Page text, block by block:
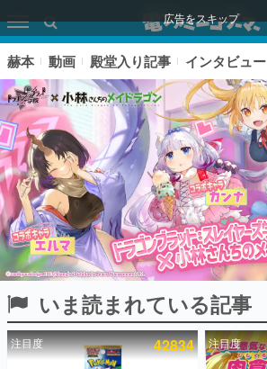
広告をスキップ
ピックアップ
電ファミのいま読まれている記事ランキング
赫本 動画 殿堂入り記事 インタビュー
いま読まれている記事
注目度 42834 注目度